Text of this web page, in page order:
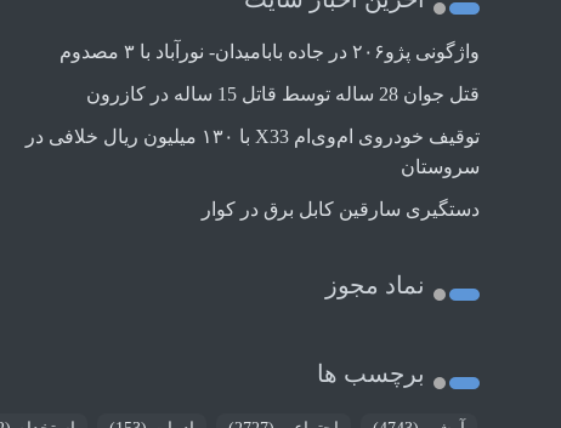
واژگونی پژو۲۰۶ در جاده بابامیدان- نورآباد با ۳ مصدوم
قتل جوان 28 ساله توسط قاتل 15 ساله در کازرون
توقیف خودروی ام‌وی‌ام X33 با ۱۳۰ میلیون ریال خلافی در
سروستان
دستگیری سارقین کابل برق در کوار
نماد مجوز
برچسب ها